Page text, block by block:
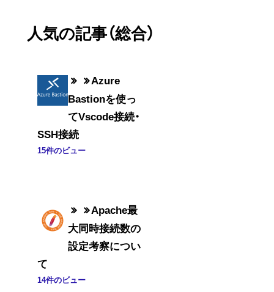
人気の記事（総合）
Azure
Bastionを使っ
てVscode接続・
SSH接続
15件のビュー
Apache最
大同時接続数の
設定考察につい
て
14件のビュー